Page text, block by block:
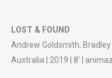
LOST & FOUND
Andrew Goldsmith, Bradley
Australia | 2019 | 8′ |